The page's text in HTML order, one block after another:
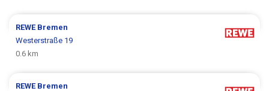
REWE Bremen
Westerstraße 19
0.6 km
REWE Bremen